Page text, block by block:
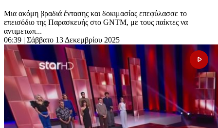
Μια ακόμη βραδιά έντασης και δοκιμασίας επεφύλασσε το
επεισόδιο της Παρασκευής στο GNTM, με τους παίκτες να
αντιμετωπ...
06:39 | Σάββατο 13 Δεκεμβρίου 2025